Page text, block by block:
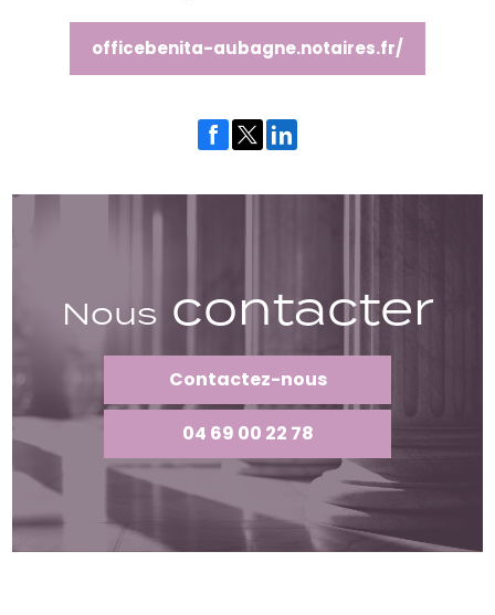
officebenita-aubagne.notaires.fr/
Nouscontacter
Contactez-nous
04 69 00 22 78